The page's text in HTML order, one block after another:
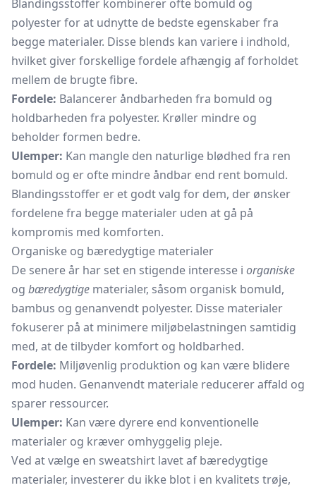
Blandingsstoffer kombinerer ofte bomuld og
polyester for at udnytte de bedste egenskaber fra
begge materialer. Disse blends kan variere i indhold,
hvilket giver forskellige fordele afhængig af forholdet
mellem de brugte fibre.
Fordele: Balancerer åndbarheden fra bomuld og
holdbarheden fra polyester. Krøller mindre og
beholder formen bedre.
Ulemper: Kan mangle den naturlige blødhed fra ren
bomuld og er ofte mindre åndbar end rent bomuld.
Blandingsstoffer er et godt valg for dem, der ønsker
fordelene fra begge materialer uden at gå på
kompromis med komforten.
Organiske og bæredygtige materialer
De senere år har set en stigende interesse i organiske
og bæredygtige materialer, såsom organisk bomuld,
bambus og genanvendt polyester. Disse materialer
fokuserer på at minimere miljøbelastningen samtidig
med, at de tilbyder komfort og holdbarhed.
Fordele: Miljøvenlig produktion og kan være blidere
mod huden. Genanvendt materiale reducerer affald og
sparer ressourcer.
Ulemper: Kan være dyrere end konventionelle
materialer og kræver omhyggelig pleje.
Ved at vælge en sweatshirt lavet af bæredygtige
materialer, investerer du ikke blot i en kvalitets trøje,